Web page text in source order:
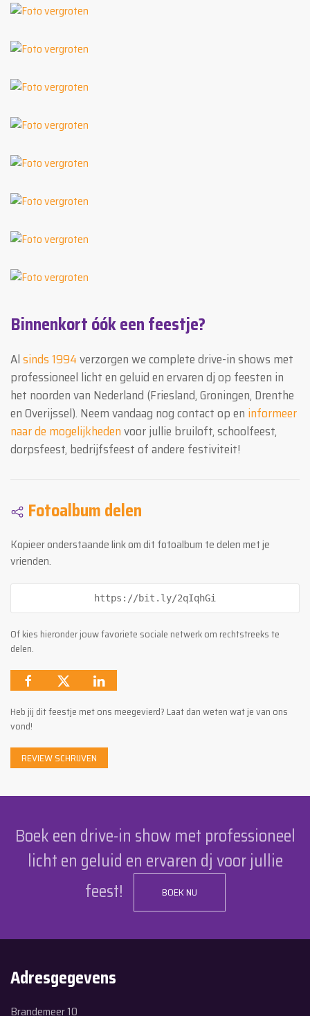
Binnenkort óók een feestje?
Alsinds 1994verzorgen we complete drive-in shows met
professioneel licht en geluid en ervaren dj op feesten in
het noorden van Nederland (Friesland, Groningen, Drenthe
en Overijssel). Neem vandaag nog contact op en informeer
naar de mogelijkhedenvoor jullie bruiloft, schoolfeest,
dorpsfeest, bedrijfsfeest of andere festiviteit!
Fotoalbum delen
Kopieer onderstaande link om dit fotoalbum te delen met je
vrienden.
https://bit.ly/2qIqhGi
Of kies hieronder jouw favoriete sociale netwerk om rechtstreeks te
delen.
Heb jij dit feestje met ons meegevierd? Laat dan weten wat je van ons
vond!
REVIEW SCHRIJVEN
Boek een drive-in show met professioneel
licht en geluid en ervaren dj voor jullie
feest!
BOEK NU
Adresgegevens
Brandemeer 10